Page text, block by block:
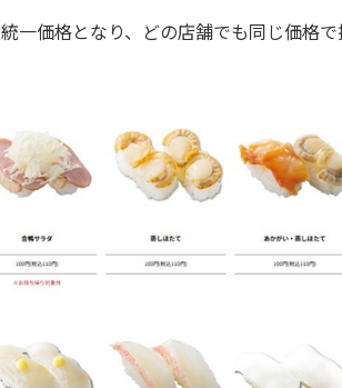
価格となり、どの店舗でも同じ価格で